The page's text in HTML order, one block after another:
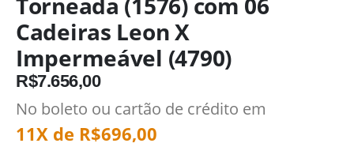
Cadeiras Leon X
Impermeável (4790)
R$7.656,00
No boleto ou cartão de crédito em
11X de R$696,00